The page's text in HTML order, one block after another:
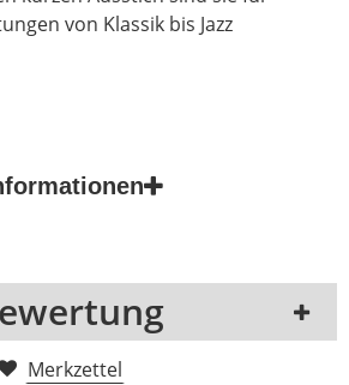
von Klassik bis Jazz
1 Rezension
Merkzettel